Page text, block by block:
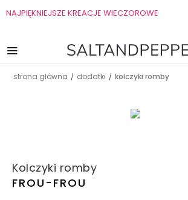
NAJPIĘKNIEJSZE KREACJE WIECZOROWE
strona główna / dodatki / kolczyki romby
Kolczyki romby
FROU-FROU